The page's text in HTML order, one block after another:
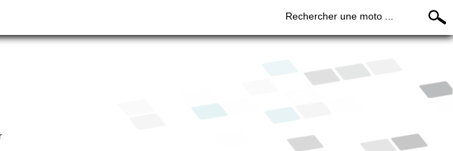
Rechercher une moto ...